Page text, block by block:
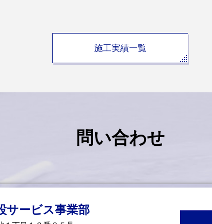
施工実績一覧
問い合わせ
サービス事業部